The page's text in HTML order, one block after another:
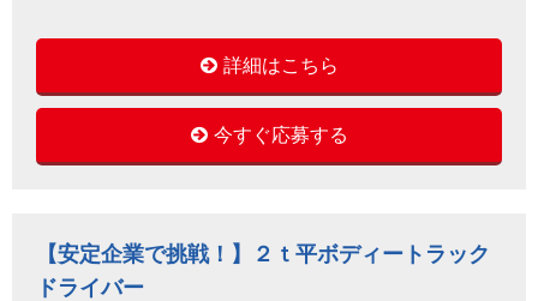
詳細はこちら
今すぐ応募する
【安定企業で挑戦！】２ｔ平ボディートラック
ドライバー